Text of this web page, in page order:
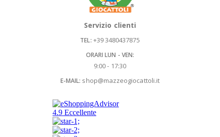
Servizio clienti
TEL: +39 3480437875
ORARI LUN - VEN:
9:00 - 17:30
E-MAIL: shop@mazzeogiocattoli.it